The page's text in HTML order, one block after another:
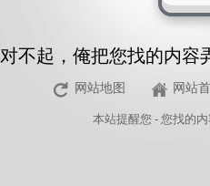
对不起，俺把您找的内容
网站地图 网站
本站提醒您 - 您找的